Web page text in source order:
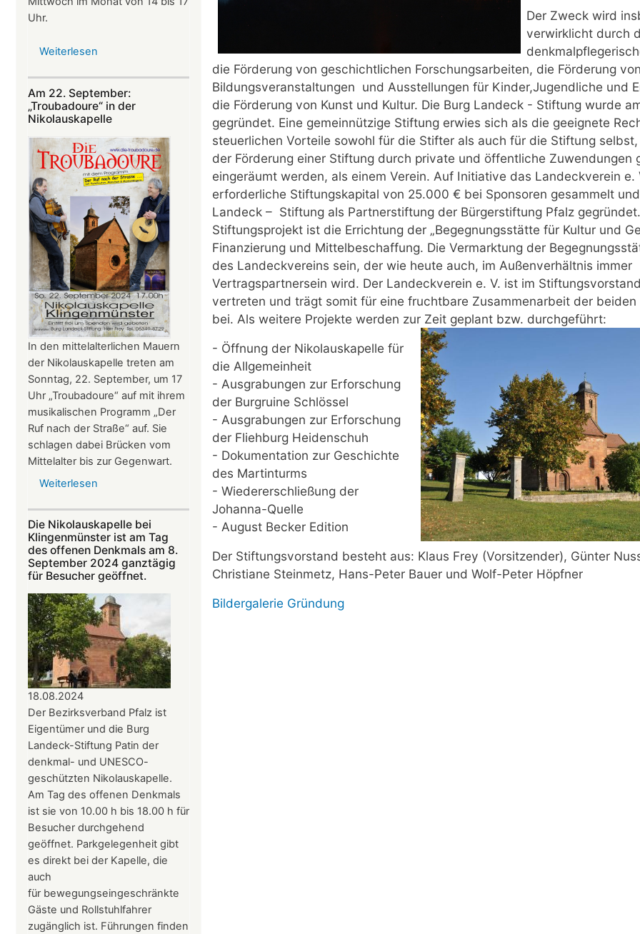
Der Zweck wird
verwirklicht durch
die Förderung von geschichtlichen Forschungsarbeiten, die Förderung von
Bildungsveranstaltungen und Ausstellungen für Kinder,Jugendliche und
die Förderung von Kunst und Kultur. Die Burg Landeck - Stiftung wurde
gegründet. Eine gemeinnützige Stiftung erwies sich als die geeignete
steuerlichen Vorteile sowohl für die Stifter als auch für die Stiftung
der Förderung einer Stiftung durch private und öffentliche Zuwendungen
eingeräumt werden, als einem Verein. Auf Initiative das Landeckverein e.
erforderliche Stiftungskapital von 25.000 € bei Sponsoren gesammelt
Landeck – Stiftung als Partnerstiftung der Bürgerstiftung Pfalz
Stiftungsprojekt ist die Errichtung der „Begegnungsstätte für Kultur und
Finanzierung und Mittelbeschaffung. Die Vermarktung der
des Landeckvereins sein, der wie heute auch, im Außenverhältnis immer
Vertragspartnersein wird. Der Landeckverein e. V. ist im
vertreten und trägt somit für eine fruchtbare Zusammenarbeit der beiden
bei. Als weitere Projekte werden zur Zeit geplant bzw. durchgeführt:
- Öffnung der Nikolauskapelle für
die Allgemeinheit
- Ausgrabungen zur Erforschung
der Burgruine Schlössel
- Ausgrabungen zur Erforschung
der Fliehburg Heidenschuh
- Dokumentation zur Geschichte
des Martinturms
- Wiedererschließung der
Johanna-Quelle
- August Becker Edition
Der Stiftungsvorstand besteht aus: Klaus Frey (Vorsitzender), Günter
Christiane Steinmetz, Hans-Peter Bauer und Wolf-Peter Höpfner
Bildergalerie Gründung
Uhr.
Weiterlesen
Nikolauskapelle
Am 22. September:
„Troubadoure“ in der
Nikolauskapelle
In den mittelalterlichen Mauern
der Nikolauskapelle treten am
Sonntag, 22. September, um 17
Uhr „Troubadoure“ auf mit ihrem
musikalischen Programm „Der
Ruf nach der Straße“ auf. Sie
schlagen dabei Brücken vom
Mittelalter bis zur Gegenwart.
Weiterlesen
September:
„Troubadoure“
in
der
Nikolauskapelle
Die Nikolauskapelle bei
Klingenmünster ist am Tag
des offenen Denkmals am 8.
September 2024 ganztägig
für Besucher geöffnet.
18.08.2024
Der Bezirksverband Pfalz ist
Eigentümer und die Burg
Landeck-Stiftung Patin der
denkmal- und UNESCO-
geschützten Nikolauskapelle.
Am Tag des offenen Denkmals
ist sie von 10.00 h bis 18.00 h für
Besucher durchgehend
geöffnet. Parkgelegenheit gibt
es direkt bei der Kapelle, die
auch
für bewegungseingeschränkte
Gäste und Rollstuhlfahrer
zugänglich ist. Führungen finden